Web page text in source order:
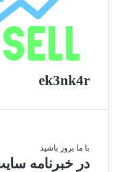
ek3nk4r
با ما بروز باشید
در خبرنامه